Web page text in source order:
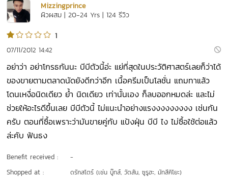
Mizzingprince
ผิวผสม | 20-24 Yrs | 124 รีวิว
1
07/11/2012 14:42
อย่าว่า อย่าโกรธกันนะ บีบีตัวนี้อ่ะ แย่ที่สุดในประวัติศาสตร์เลยก็ว่าได้
ของขายตามตลาดนัดยังดีกว่าอีก เนื้อครีมเป็นโลชั่น แถมทาแล้ว
โดนเหงื่อนิดเดียว ย้ำ นิดเดียว เท่านั้นเอง ก็ลบออกหมดล่ะ และไม่
ช่วยให้อะไรดีขึ้นเลย บีบีตัวนี้ ไม่แนะนำอย่างแรงงงงงงงงง เช่นกัน
ครับ ตอนที่ซื้อเพราะว่ามันขายคู่กับ แป้งฝุ่น บีบี ไง ไม่ซื้อใช้ต่อแล้ว
ล่ะคับ ฟันธง
Benefit received : -
Shopped at : ดรักสโตร์ (เช่น บู๊ทส์, วัตสัน, ซูรูฮะ, มัทสึคิโยะ)